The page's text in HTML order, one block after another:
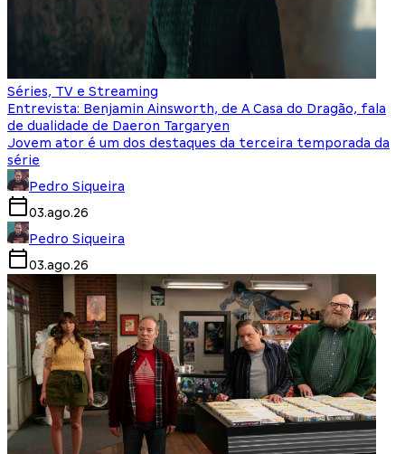
Séries, TV e Streaming
Entrevista: Benjamin Ainsworth, de A Casa do Dragão, fala
de dualidade de Daeron Targaryen
Jovem ator é um dos destaques da terceira temporada da
série
Pedro Siqueira
03.ago.26
Pedro Siqueira
03.ago.26